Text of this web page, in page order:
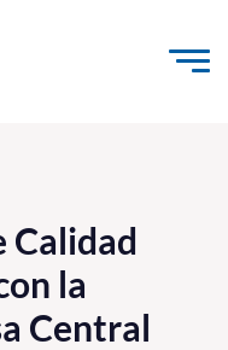
Calidad
la
Central